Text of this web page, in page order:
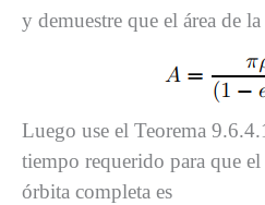
y demuestre que el área de la
Luego use el Teorema
tiempo requerido para que
órbita completa es